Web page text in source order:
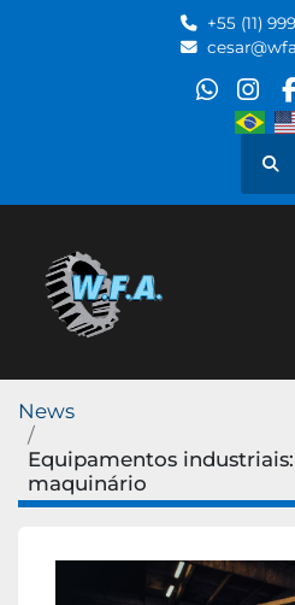
+55 (11)
News
Equipamentos
maquinário